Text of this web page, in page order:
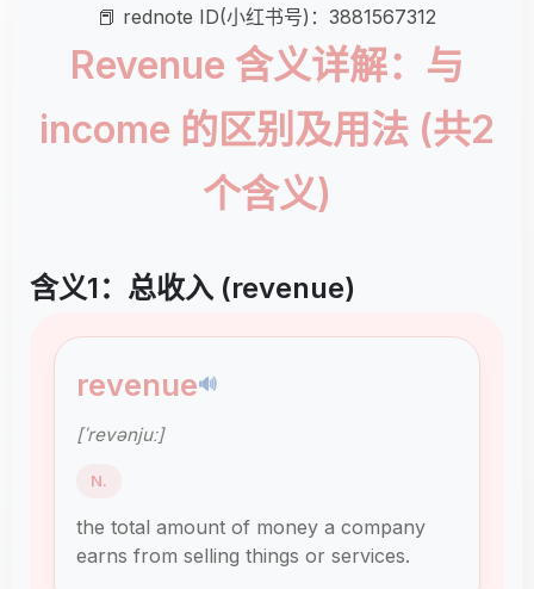
📕 rednote ID(小红书号)：3881567312
Revenue 含义详解：与
income 的区别及用法 (共2
个含义)
含义1：总收入 (revenue)
revenue🔊
[ˈrevənjuː]
N.
the total amount of money a company
earns from selling things or services.